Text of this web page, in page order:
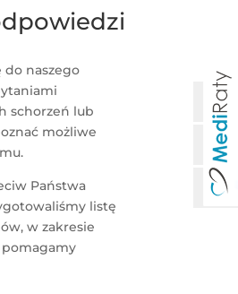
do naszego
schorzeń lub
możliwe
Państwa
listę
w zakresie